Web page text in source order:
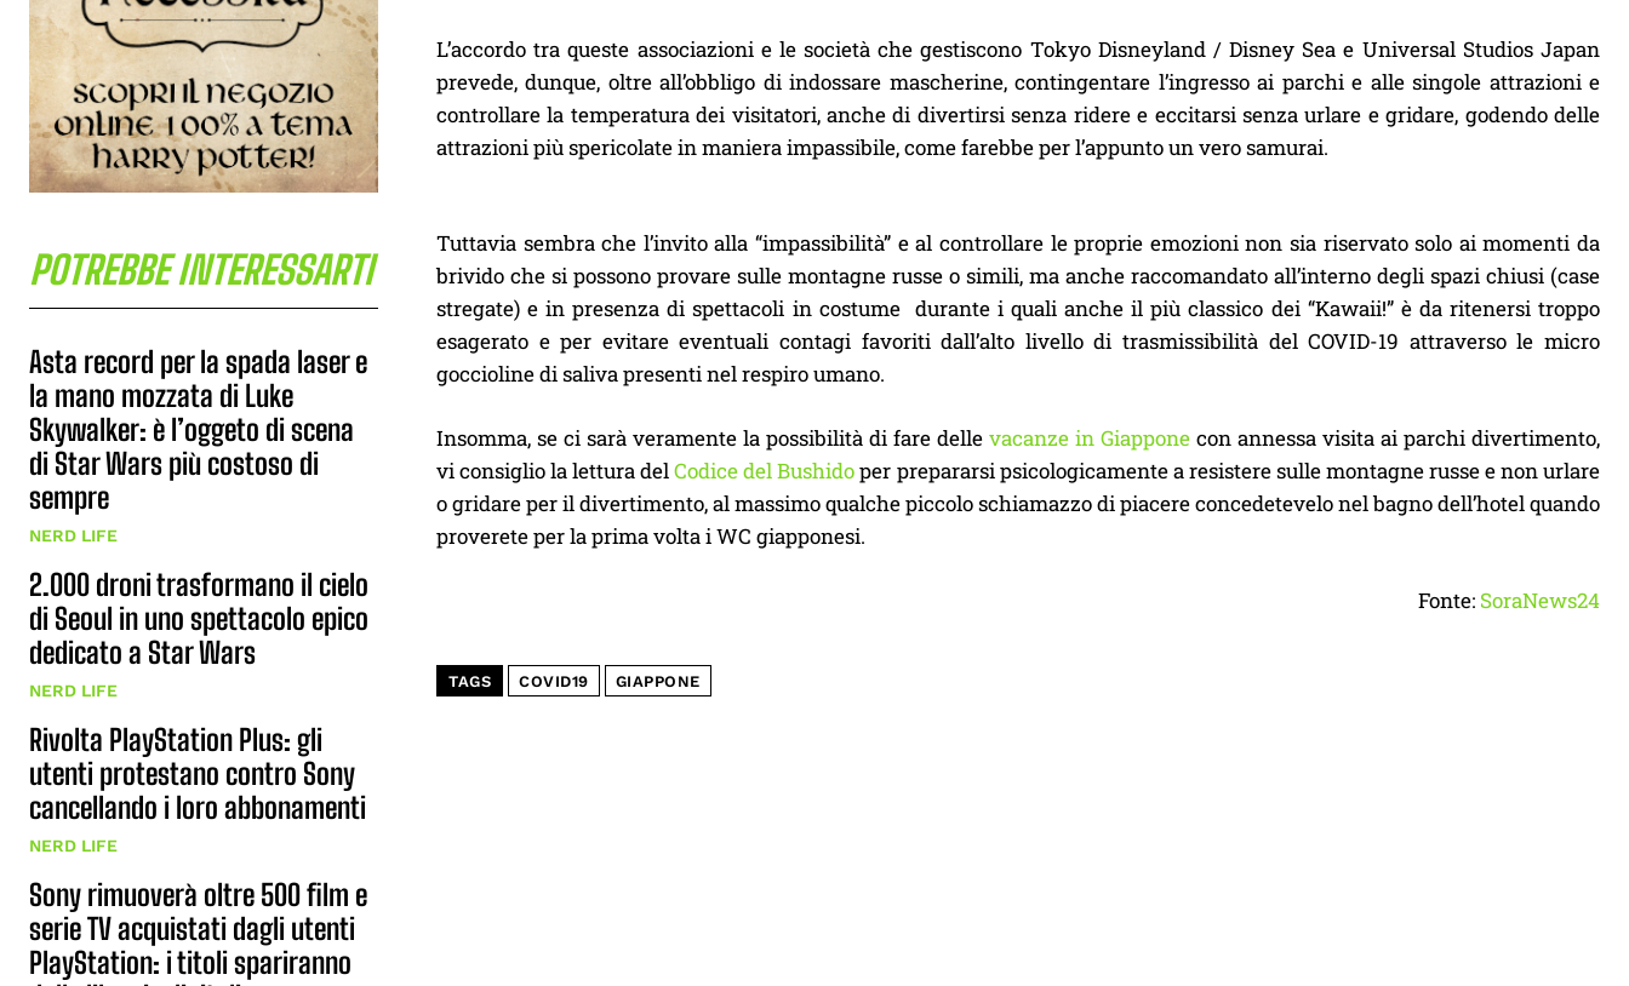
POTREBBE INTERESSARTI
Asta record per la spada laser e
la mano mozzata di Luke
Skywalker: è l’oggeto di scena
di Star Wars più costoso di
sempre
NERD LIFE
2.000 droni trasformano il cielo
di Seoul in uno spettacolo epico
dedicato a Star Wars
NERD LIFE
Rivolta PlayStation Plus: gli
utenti protestano contro Sony
cancellando i loro abbonamenti
NERD LIFE
Sony rimuoverà oltre 500 film e
serie TV acquistati dagli utenti
PlayStation: i titoli spariranno
L’accordo tra queste associazioni e le società che gestiscono Tokyo Disneyland / Disney Sea e Universal Studios Japan
prevede, dunque, oltre all’obbligo di indossare mascherine, contingentare l’ingresso ai parchi e alle singole attrazioni e
controllare la temperatura dei visitatori, anche di divertirsi senza ridere e eccitarsi senza urlare e gridare, godendo delle
attrazioni più spericolate in maniera impassibile, come farebbe per l’appunto un vero samurai.
Tuttavia sembra che l’invito alla “impassibilità” e al controllare le proprie emozioni non sia riservato solo ai momenti da
brivido che si possono provare sulle montagne russe o simili, ma anche raccomandato all’interno degli spazi chiusi (case
stregate) e in presenza di spettacoli in costume durante i quali anche il più classico dei “Kawaii!” è da ritenersi troppo
esagerato e per evitare eventuali contagi favoriti dall’alto livello di trasmissibilità del COVID-19 attraverso le micro
goccioline di saliva presenti nel respiro umano.
Insomma, se ci sarà veramente la possibilità di fare delle vacanze in Giappone con annessa visita ai parchi divertimento,
vi consiglio la lettura delCodice del Bushidoper prepararsi psicologicamente a resistere sulle montagne russe e non urlare
o gridare per il divertimento, al massimo qualche piccolo schiamazzo di piacere concedetevelo nel bagno dell’hotel quando
proverete per la prima volta i WC giapponesi.
Fonte: SoraNews24
TAGS COVID19 GIAPPONE